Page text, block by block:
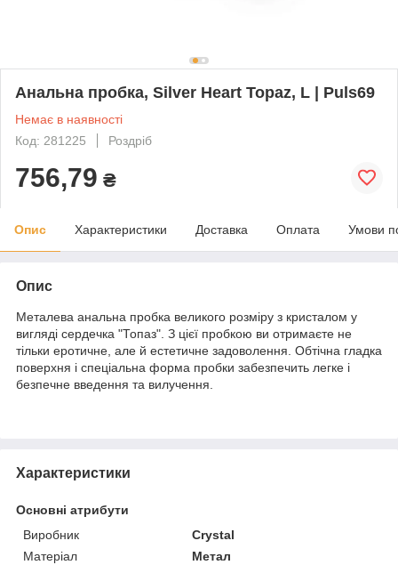
Анальна пробка, Silver Heart Topaz, L | Puls69
Немає в наявності
Код: 281225
Роздріб
756,79 ₴
Опис Характеристики Доставка Оплата Умови
Опис
Металева анальна пробка великого розміру з кристалом у
вигляді сердечка "Топаз". З цієї пробкою ви отримаєте не
тільки еротичне, але й естетичне задоволення. Обтічна гладка
поверхня і спеціальна форма пробки забезпечить легке і
безпечне введення та вилучення.
Характеристики
Основні атрибути
Виробник
Crystal
Матеріал
Метал